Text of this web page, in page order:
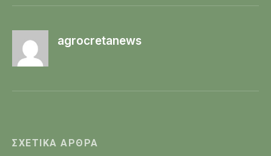
agrocretanews
ΣΧΕΤΙΚΆ ΆΡΘΡΑ